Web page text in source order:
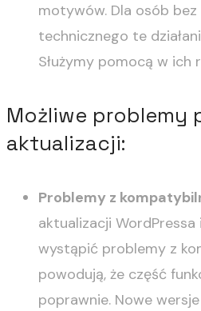
motywów. Dla osób
technicznego te
Służymy pomocą w ich
Możliwe problemy
aktualizacji:
Problemy z
aktualizacji
wystąpić problemy z
powodują, że część
poprawnie. Nowe